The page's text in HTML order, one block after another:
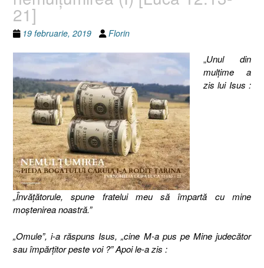
21]
19 februarie, 2019 Florin
„Unul din
mulţime a
zis lui Isus :
„Învăţătorule, spune fratelui meu să împartă cu mine
moştenirea noastră.”
„Omule”, i-a răspuns Isus, „cine M-a pus pe Mine judecător
sau împărţitor peste voi ?” Apoi le-a zis :